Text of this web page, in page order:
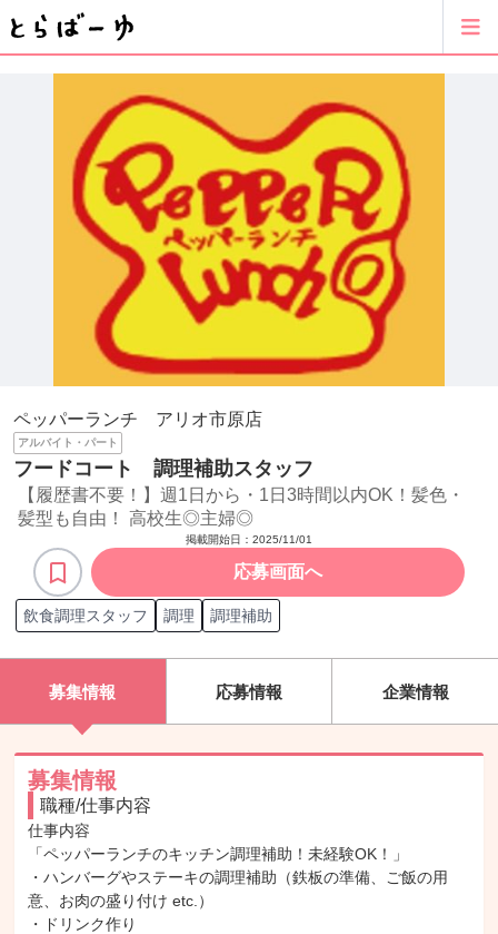
ペッパーランチ アリオ市原店
アルバイト・パート
フードコート 調理補助スタッフ
【履歴書不要！】週1日から・1日3時間以内OK！髪色・
髪型も自由！ 高校生◎主婦◎
掲載開始日： 2025/11/01
応募画面へ
飲食調理スタッフ 調理 調理補助
募集情報 応募情報 企業情報
募集情報
職種/仕事内容
仕事内容
「ペッパーランチのキッチン調理補助！未経験OK！」
・ハンバーグやステーキの調理補助（鉄板の準備、ご飯の用
意、お肉の盛り付け etc.）
・ドリンク作り